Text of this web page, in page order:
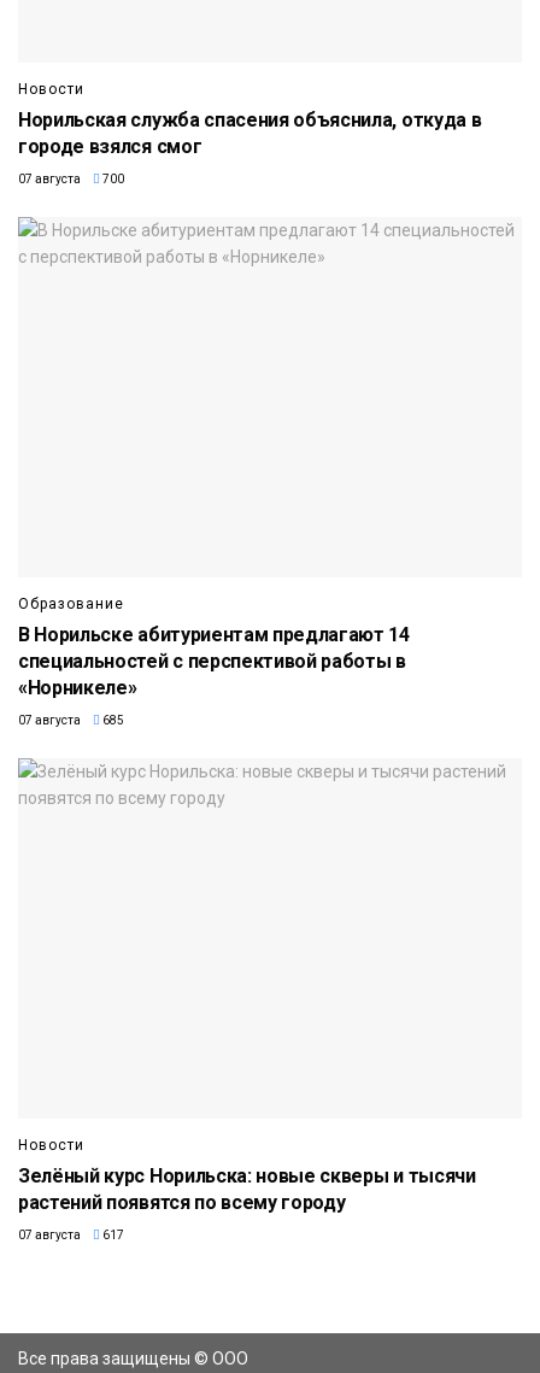
Новости
Норильская служба спасения объяснила, откуда в
городе взялся смог
07 августа 700
Образование
В Норильске абитуриентам предлагают 14
специальностей с перспективой работы в
«Норникеле»
07 августа 685
Новости
Зелёный курс Норильска: новые скверы и тысячи
растений появятся по всему городу
07 августа 617
Все права защищены © ООО